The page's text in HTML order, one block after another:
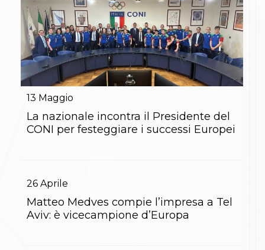
Partners
Trasparenza
Judo
La disciplina
News
Attività Didattica
Gare e Risultati
Albi Federali
Lotta
La disciplina
News
La disciplina
News
Gare e Risultati
13 Maggio
La nazionale incontra il Presidente del
CONI per festeggiare i successi Europei
26 Aprile
Matteo Medves compie l’impresa a Tel
Aviv: è vicecampione d’Europa